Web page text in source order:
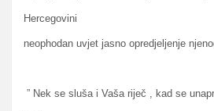
Hercegovini
neophodan uvjet jasno opredjeljenje
” Nek se sluša i Vaša riječ , kad se